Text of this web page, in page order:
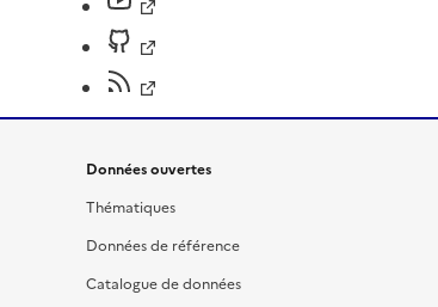
Données ouvertes
Thématiques
Données de référence
Catalogue de données